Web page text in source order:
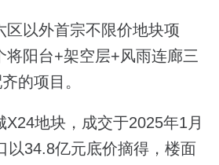
区以外首宗不限价地块项
将阳台+架空层+风雨连廊三
的项目。
地块，成交于2025年1月
以34.8亿元底价摘得，楼面